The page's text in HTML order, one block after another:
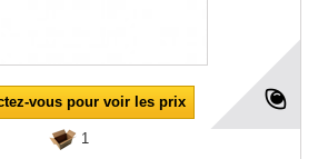
vous pour voir les prix
1